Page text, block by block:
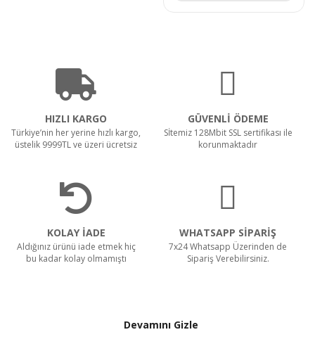
HIZLI KARGO
Türkiye’nin her yerine hızlı kargo,
üstelik 9999TL ve üzeri ücretsiz
GÜVENLİ ÖDEME
Sİtemiz 128Mbit SSL sertifikası ile
korunmaktadır
KOLAY İADE
Aldığınız ürünü iade etmek hiç
bu kadar kolay olmamıştı
WHATSAPP SİPARİŞ
7x24 Whatsapp Üzerinden de
Sipariş Verebilirsiniz.
Devamını Gizle